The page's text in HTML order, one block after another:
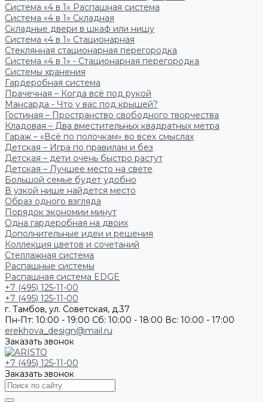
Система «4 в 1» Распашная система
Система «4 в 1» Складная
Складные двери в шкаф или нишу
Система «4 в 1» Стационарная
Стеклянная стационарная перегородка
Система «4 в 1» - Стационарная перегородка
Системы хранения
Гардеробная система
Прачечная – Когда всё под рукой
Мансарда - Что у вас под крышей?
Гостиная – Пространство свободного творчества
Кладовая – Два вместительных квадратных метра
Гараж – «Всё по полочкам» во всех смыслах
Детская – Игра по правилам и без
Детская – дети очень быстро растут
Детская – Лучшее место на свете
Большой семье будет удобно
В узкой нише найдется место
Образ одного взгляда
Порядок экономии минут
Одна гардеробная на двоих
Дополнительные идеи и решения
Коллекция цветов и сочетаний
Стеллажная система
Распашные системы
Распашная система EDGE
+7 (495) 125-11-00
+7 (495) 125-11-00
г. Тамбов, ул. Советская, д.37
Пн-Пт: 10:00 - 19:00 Сб: 10:00 - 18:00 Вс: 10:00 - 17:00
erekhova_design@mail.ru
Заказать звонок
+7 (495) 125-11-00
Заказать звонок